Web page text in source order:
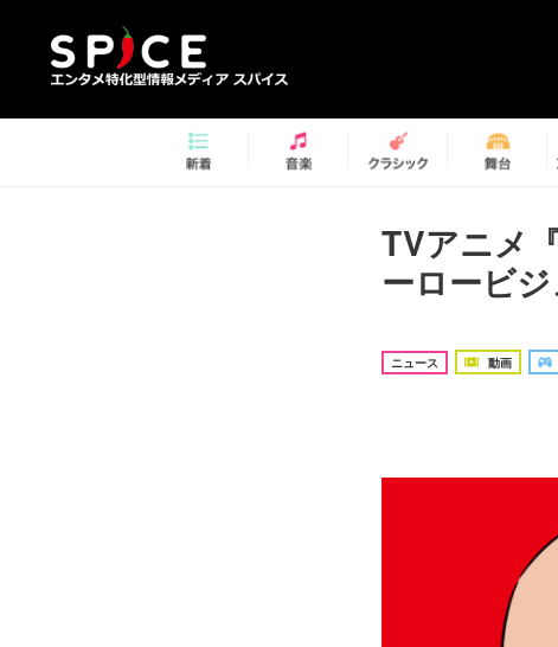
TVアニメ
ーロービ
ニュース 動画